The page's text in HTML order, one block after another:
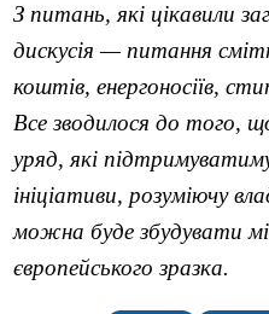
З питань, які цікавили
дискусія — питання
коштів, енергоносіїв,
Все зводилося до того,
уряд, які
ініціативи, розуміючу
можна буде збудувати
європейського зразка.